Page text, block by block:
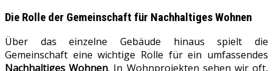
Die Rolle der Gemeinschaft für Nachhaltiges Wohnen
Über das einzelne Gebäude hinaus spielt die
Gemeinschaft eine wichtige Rolle für ein umfassendes
Nachhaltiges Wohnen. In Wohnprojekten sehen wir oft,